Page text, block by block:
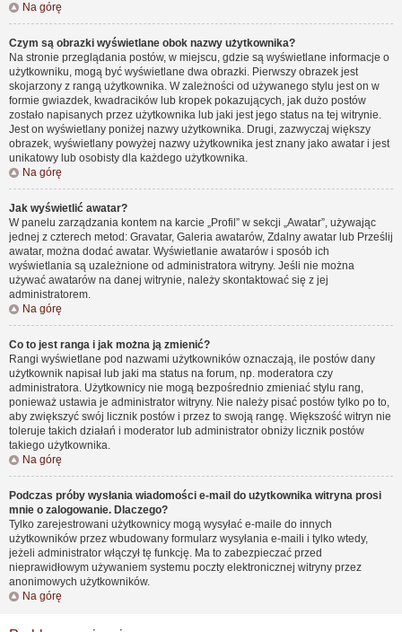
Na górę
Czym są obrazki wyświetlane obok nazwy użytkownika?
Na stronie przeglądania postów, w miejscu, gdzie są wyświetlane informacje o
użytkowniku, mogą być wyświetlane dwa obrazki. Pierwszy obrazek jest
skojarzony z rangą użytkownika. W zależności od używanego stylu jest on w
formie gwiazdek, kwadracików lub kropek pokazujących, jak dużo postów
zostało napisanych przez użytkownika lub jaki jest jego status na tej witrynie.
Jest on wyświetlany poniżej nazwy użytkownika. Drugi, zazwyczaj większy
obrazek, wyświetlany powyżej nazwy użytkownika jest znany jako awatar i jest
unikatowy lub osobisty dla każdego użytkownika.
Na górę
Jak wyświetlić awatar?
W panelu zarządzania kontem na karcie „Profil” w sekcji „Awatar”, używając
jednej z czterech metod: Gravatar, Galeria awatarów, Zdalny awatar lub Prześlij
awatar, można dodać awatar. Wyświetlanie awatarów i sposób ich
wyświetlania są uzależnione od administratora witryny. Jeśli nie można
używać awatarów na danej witrynie, należy skontaktować się z jej
administratorem.
Na górę
Co to jest ranga i jak można ją zmienić?
Rangi wyświetlane pod nazwami użytkowników oznaczają, ile postów dany
użytkownik napisał lub jaki ma status na forum, np. moderatora czy
administratora. Użytkownicy nie mogą bezpośrednio zmieniać stylu rang,
ponieważ ustawia je administrator witryny. Nie należy pisać postów tylko po to,
aby zwiększyć swój licznik postów i przez to swoją rangę. Większość witryn nie
toleruje takich działań i moderator lub administrator obniży licznik postów
takiego użytkownika.
Na górę
Podczas próby wysłania wiadomości e-mail do użytkownika witryna prosi
mnie o zalogowanie. Dlaczego?
Tylko zarejestrowani użytkownicy mogą wysyłać e-maile do innych
użytkowników przez wbudowany formularz wysyłania e-maili i tylko wtedy,
jeżeli administrator włączył tę funkcję. Ma to zabezpieczać przed
nieprawidłowym używaniem systemu poczty elektronicznej witryny przez
anonimowych użytkowników.
Na górę